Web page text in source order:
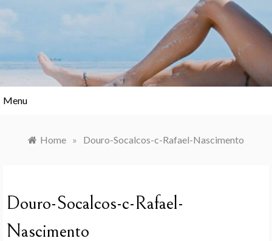
Menu
Home » Douro-Socalcos-c-Rafael-Nascimento
Douro-Socalcos-c-Rafael-
Nascimento